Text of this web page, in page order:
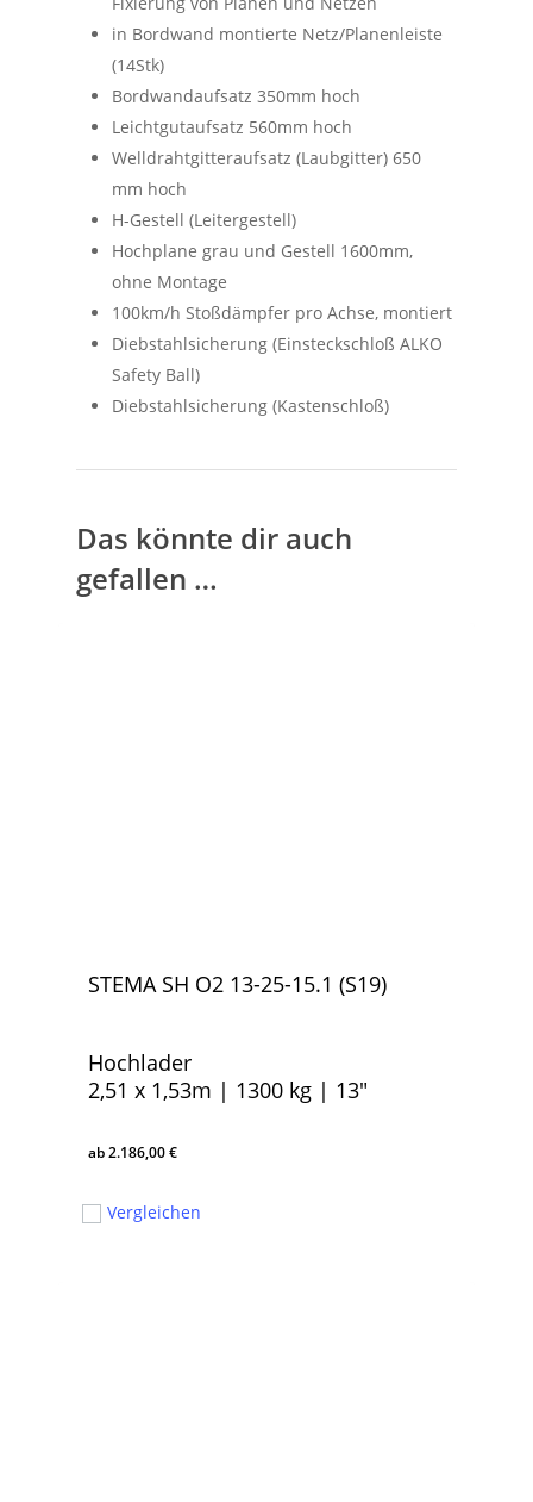
in Bordwand montierte Netz/Planenleiste
(14Stk)
Bordwandaufsatz 350mm hoch
Leichtgutaufsatz 560mm hoch
Welldrahtgitteraufsatz (Laubgitter) 650
mm hoch
H-Gestell (Leitergestell)
Hochplane grau und Gestell 1600mm,
ohne Montage
100km/h Stoßdämpfer pro Achse, montiert
Diebstahlsicherung (Einsteckschloß ALKO
Safety Ball)
Diebstahlsicherung (Kastenschloß)
Das könnte dir auch
gefallen …
STEMA SH O2 13-25-15.1 (S19)
Hochlader
2,51 x 1,53m | 1300 kg | 13″
2.186,00€
Vergleichen